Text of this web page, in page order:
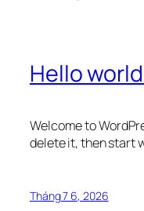
Hello
Welcome to
delete it, then start
Tháng 7 6, 2026